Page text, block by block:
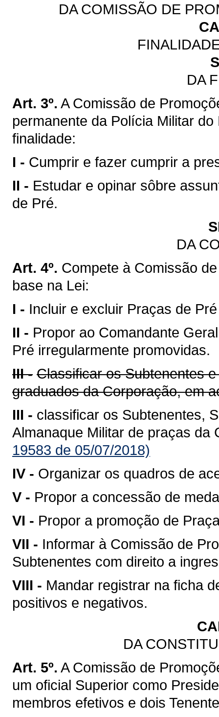
DA COMISSÃO DE
DA
Art. 3º. A Comissão de
permanente da Polícia Militar
finalidade:
I - Cumprir e fazer cumprir a
II - Estudar e opinar sôbre
de Pré.
DA
Art. 4º. Compete à Comissão
base na Lei:
I - Incluir e excluir Praças de
II - Propor ao Comandante
Pré irregularmente promovidas.
III - Classificar os Subtenentes
graduados da Corporação, em
III - classificar os Subtenentes,
Almanaque Militar de praças da
19583 de 05/07/2018)
IV - Organizar os quadros de
V - Propor a concessão de
VI - Propor a promoção de
VII - Informar à Comissão de
Subtenentes com direito a
VIII - Mandar registrar na ficha
positivos e negativos.
DA
Art. 5º. A Comissão de
um oficial Superior como
membros efetivos e dois